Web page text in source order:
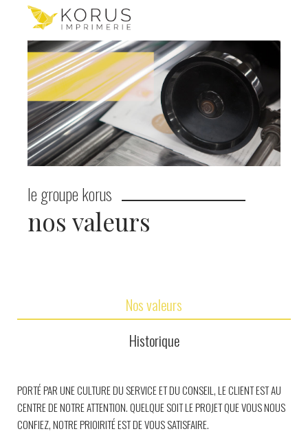
le groupe korus
nos valeurs
Nos valeurs
Historique
PORTÉ PAR UNE CULTURE DU SERVICE ET DU CONSEIL, LE CLIENT EST AU
CENTRE DE NOTRE ATTENTION. QUELQUE SOIT LE PROJET QUE VOUS NOUS
CONFIEZ, NOTRE PRIOIRITÉ EST DE VOUS SATISFAIRE.